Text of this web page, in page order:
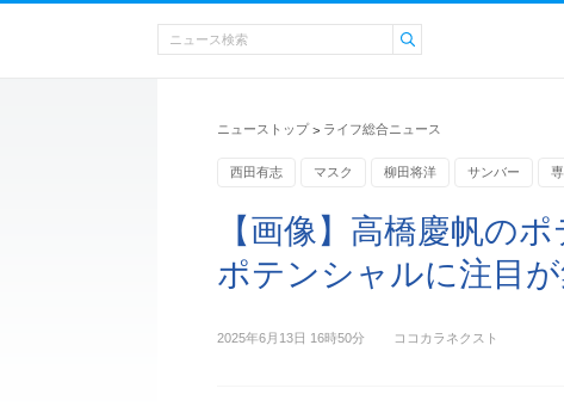
ニューストップ > ライフ総合ニュース
西田有志 マスク 柳田将洋 サンバー
【画像】高橋慶帆の
ポテンシャルに注目
2025年6月13日 16時50分 ココカラネクスト